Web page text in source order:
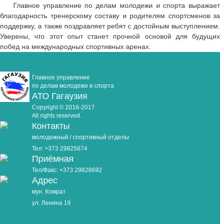
Главное управление по делам молодежи и спорта выражает
благодарность тренерскому составу и родителям спортсменов за
поддержку, а также поздравляет ребят с достойным выступлением.
Уверены, что этот опыт станет прочной основой для будущих
побед на международных спортивных аренах.
Главное управление
по делам молодежи и спорта
АТО Гагаузия
Copyright © 2016-2017
All rights reserved.
Контакты
молодежный / спортивный отделы
Тел: +373 29825674
Приёмная
Тел/Факс: +373 29828692
Адрес
мун. Комрат
ул. Ленина 19